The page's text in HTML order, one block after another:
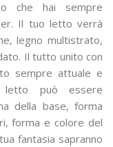
che hai sempre
Il tuo letto verrà
legno multistrato,
Il tutto unito con
sempre attuale e
può essere
della base, forma
forma e colore del
fantasia sapranno